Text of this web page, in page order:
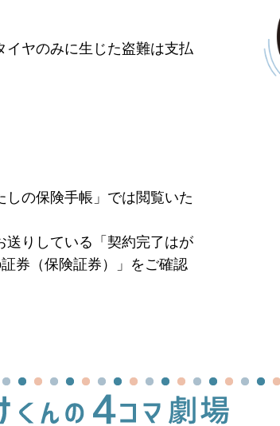
ヤのみに生じた盗難は支払
の保険手帳」では閲覧いた
送りしている「契約完了はが
券（保険証券）」をご確認